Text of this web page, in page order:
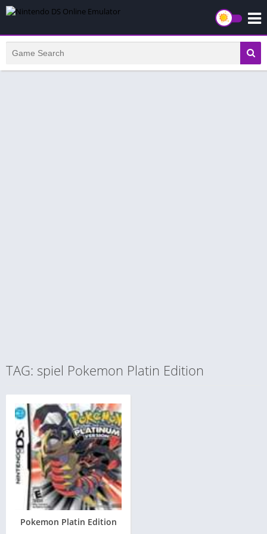
TAG: spiel Pokemon Platin Edition
Pokemon Platin Edition